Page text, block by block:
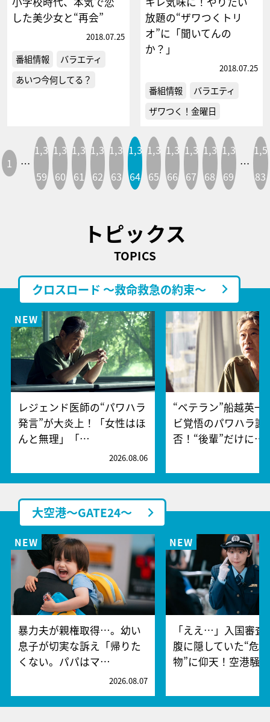
した美少女と“再会”
2018.07.25
番組情報
バラエティ
あいつ今何してる？
放題の“ザワつくトリ
オ”に「聞いてんの
か？」
2018.07.25
番組情報
バラエティ
ザワつく！金曜日
1 …
1,3
59
1,3
60
1,3
61
1,3
62
1,3
63
1,3
64
1,3
65
1,3
66
1,3
67
1,3
68
1,3
69
…
1,5
83
トピックス
TOPICS
クロスロード ～救命救急の約束～
レジェンド医師の“パワハラ
発言”が大炎上！「女性はほ
んと無理」「…
2026.08.06
“ベテラン”船越英一
ビ覚悟のパワハラ謝
否！“後輩”だけに…
大空港～GATE24～
暴力夫が親権取得…。幼い
息子が切実な訴え「帰りた
くない。パパはマ…
2026.08.07
「ええ…」入国審査
腹に隠していた“危
物”に仰天！空港騒